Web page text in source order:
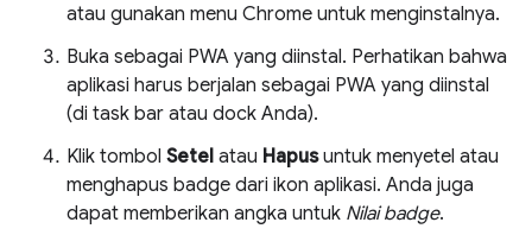
atau gunakan menu Chrome untuk menginstalnya.
Buka sebagai PWA yang diinstal. Perhatikan bahwa
aplikasi harus berjalan sebagai PWA yang diinstal
(di task bar atau dock Anda).
Klik tombol Setel atau Hapusuntuk menyetel atau
menghapus badge dari ikon aplikasi. Anda juga
dapat memberikan angka untuk Nilai badge.